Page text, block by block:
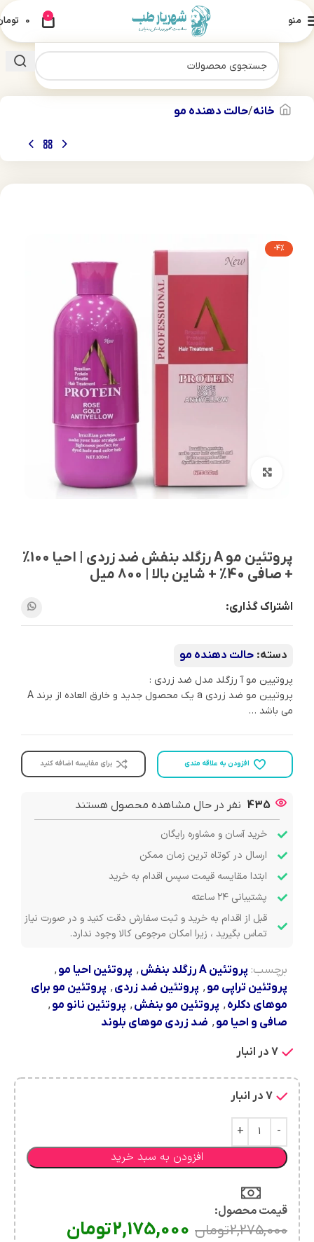
منو 0
0
خانه حالت دهنده مو
-4%
بزرگنمایی تصویر
پروتئین مو A رزگلد بنفش ضد زردی | احیا 100%
+ صافی 40% + شاین بالا | 800 میل
اشتراک گذاری:
دسته: حالت دهنده مو
پروتیین مو آ رزگلد مدل ضد زردی :
پروتیین مو ضد زردی a یک محصول جدید و خارق العاده از برند A
می باشد …
افزودن به علاقه مندی برای مقایسه اضافه کنید
435 نفر در حال مشاهده محصول هستند
خرید آسان و مشاوره رایگان
ارسال در کوتاه ترین زمان ممکن
ابتدا مقایسه قیمت سپس اقدام به خرید
پشتیبانی ۲۴ ساعته
قبل از اقدام به خرید و ثبت سفارش دقت کنید و در صورت نیاز
تماس بگیرید ، زیرا امکان مرجوعی کالا وجود ندارد.
برچسب: پروتئین A رزگلد بنفش , پروتئین احیا مو,
پروتئین تراپی مو, پروتئین ضد زردی, پروتئین مو برای
موهای دکلره, پروتئین مو بنفش, پروتئین نانو مو,
صافی و احیا مو, ضد زردی موهای بلوند
7 در انبار
7 در انبار
افزودن به سبد خرید
قیمت محصول:​
2,275,000تومان 2,175,000تومان